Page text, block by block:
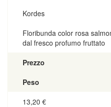
Kordes
Floribunda color rosa
dal fresco profumo fruttato
Prezzo
Peso
13,20 €